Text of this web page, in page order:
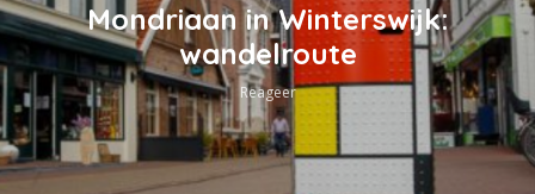
Mondriaan in Winterswijk:
wandelroute
Reageer